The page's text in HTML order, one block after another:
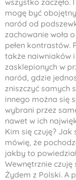
wszystko zaczęło.
mogę być
naród od
zachowanie woła
pełen kontrastów.
także naiwniaków i
zasklepionych w
naród, gdzie
zniszczyć samych
innego można się
wybrani przez
nawet w ich
Kim się czuję?
mówię, że
jakby to
Wewnętrznie
Żydem z Polski. A